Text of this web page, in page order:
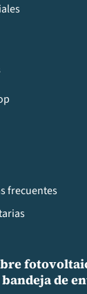
frecuentes
bandeja de